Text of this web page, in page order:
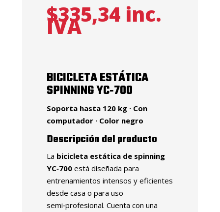
$335,34 inc.
IVA
BICICLETA ESTÁTICA
SPINNING YC‑700
Soporta hasta 120 kg · Con
computador · Color negro
Descripción del producto
La bicicleta estática de spinning
YC‑700está diseñada para
entrenamientos intensos y eficientes
desde casa o para uso
semi‑profesional. Cuenta con una